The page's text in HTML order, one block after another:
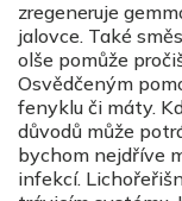
zregeneruje
jalovce. Také
olše pomůže
Osvědčeným
fenyklu či máty.
důvodů může
bychom nejdříve
infekcí.